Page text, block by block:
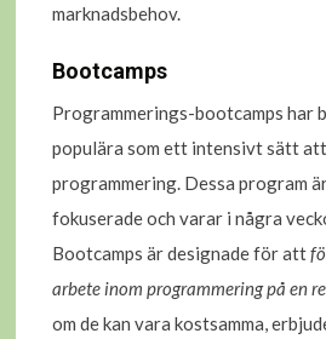
marknadsbehov.
Bootcamps
Programmerings-bootcamps har
populära som ett intensivt sätt
programmering. Dessa program
fokuserade och varar i några
Bootcamps är designade för att
arbete inom programmering på en
om de kan vara kostsamma,